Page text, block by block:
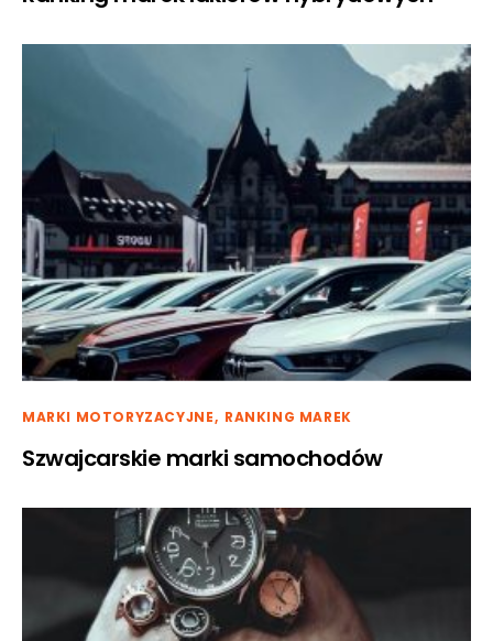
MARKI MOTORYZACYJNE RANKING MAREK
Szwajcarskie marki samochodów